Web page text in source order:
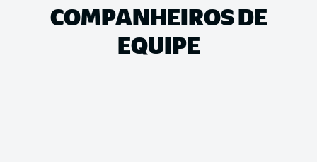
COMPANHEIROS DE
EQUIPE